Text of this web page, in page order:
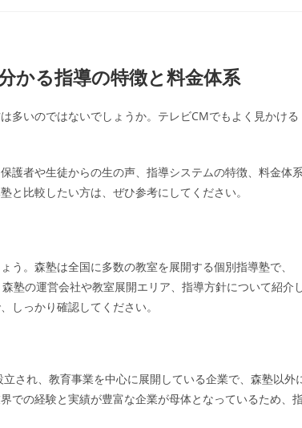
かる指導の特徴と料金体系
多いのではないでしょうか。テレビCMでもよく見かける
護者や生徒からの生の声、指導システムの特徴、料金体系
と比較したい方は、ぜひ参考にしてください。
。森塾は全国に多数の教室を展開する個別指導塾で、
塾の運営会社や教室展開エリア、指導方針について紹介
しっかり確認してください。
され、教育事業を中心に展開している企業で、森塾以外
での経験と実績が豊富な企業が母体となっているため、